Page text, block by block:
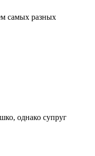
самых разных
однако супруг